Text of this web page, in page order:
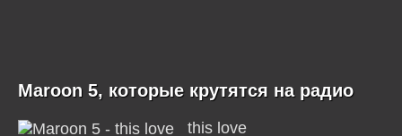
Maroon 5, которые крутятся на радио
this love